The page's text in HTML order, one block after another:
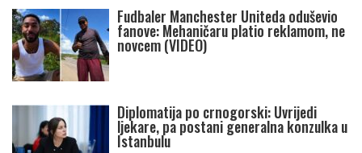
Fudbaler Manchester Uniteda oduševio
fanove: Mehaničaru platio reklamom, ne
novcem (VIDEO)
Diplomatija po crnogorski: Uvrijedi
ljekare, pa postani generalna konzulka u
Istanbulu